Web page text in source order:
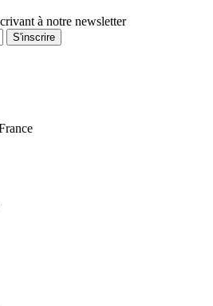
à notre newsletter
S'inscrire